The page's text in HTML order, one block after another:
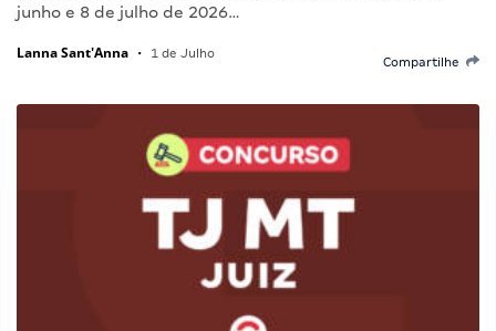
junho e 8 de julho de 2026…
Lanna Sant'Anna • 1 de Julho
Compartilhe